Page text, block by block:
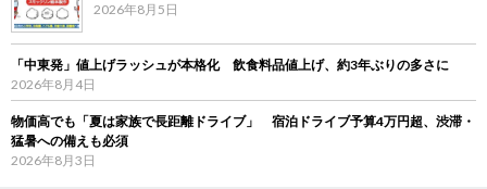
2026年8月5日
「中東発」値上げラッシュが本格化 飲食料品値上げ、約3年ぶりの多さに
2026年8月4日
物価高でも「夏は家族で長距離ドライブ」 宿泊ドライブ予算4万円超、渋滞・
猛暑への備えも必須
2026年8月3日